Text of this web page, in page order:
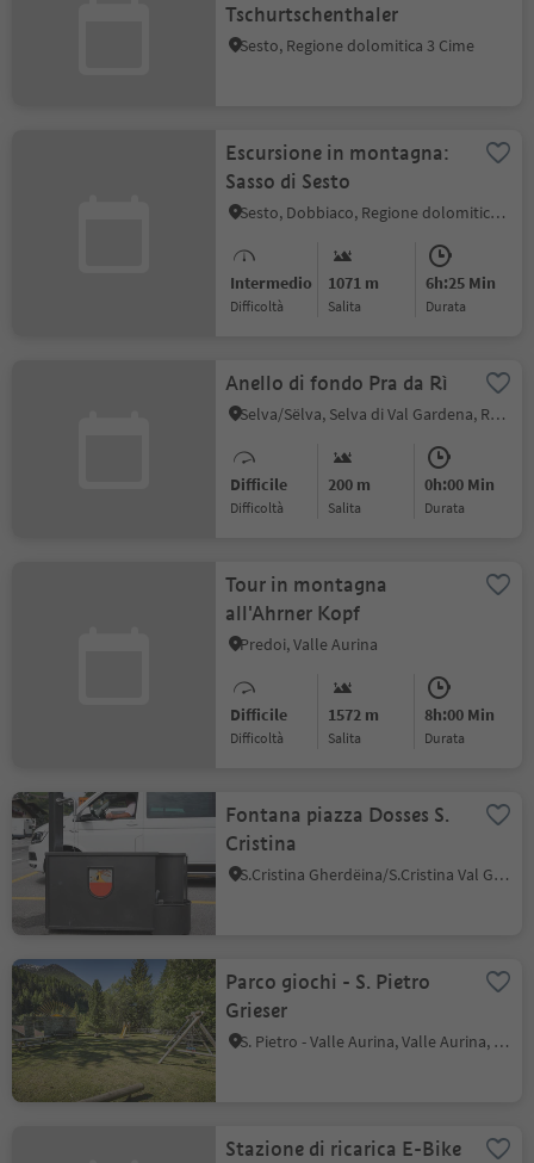
Tschurtschenthaler
Sesto, Regione dolomitica 3 Cime
Escursione in montagna:
Sasso di Sesto
Sesto, Dobbiaco, Regione dolomitica 3 Cime
Intermedio
Difficoltà
1071 m
Salita
6h:25 Min
durata
Anello di fondo Pra da Rì
Selva/Sëlva, Selva di Val Gardena, Regione dolomitica Val Gardena
Difficile
Difficoltà
200 m
Salita
0h:00 Min
durata
Tour in montagna
all'Ahrner Kopf
Predoi, Valle Aurina
Difficile
Difficoltà
1572 m
Salita
8h:00 Min
durata
Fontana piazza Dosses S.
Cristina
S.Cristina Gherdëina/S.Cristina Val Gardena, Santa Cristina Val Gardena, Regione dolomitica Val Gardena
Parco giochi - S. Pietro
Grieser
S. Pietro - Valle Aurina, Valle Aurina, Valle Aurina
Stazione di ricarica E-Bike